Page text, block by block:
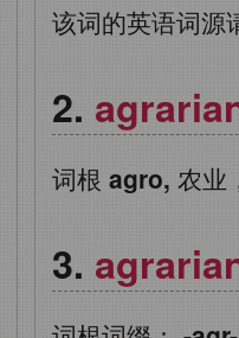
该词的英语词源
词根 agro, 农业